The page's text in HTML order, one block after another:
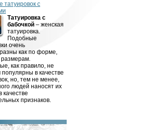
татуировок с
Татуировка с
бабочкой – женская
татуировка.
Подобные
очень
как по форме,
размерам.
как правило, не
в качестве
но, тем не менее,
людей наносят их
качестве
признаков.